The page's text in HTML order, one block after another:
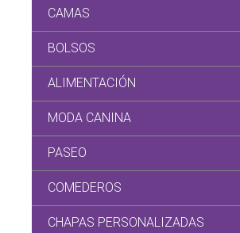
CAMAS
BOLSOS
ALIMENTACIÓN
MODA CANINA
PASEO
COMEDEROS
CHAPAS PERSONALIZADAS